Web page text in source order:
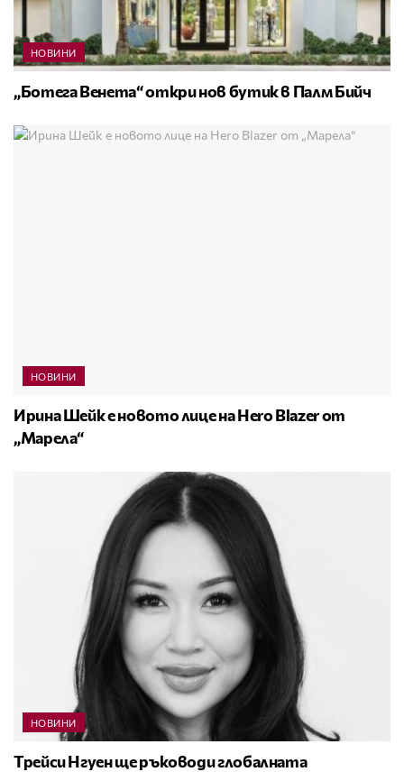
НОВИНИ
„Ботега Венета“ откри нов бутик в Палм Бийч
НОВИНИ
Ирина Шейк е новото лице на Hero Blazer от
„Марела“
НОВИНИ
Трейси Нгуен ще ръководи глобалната